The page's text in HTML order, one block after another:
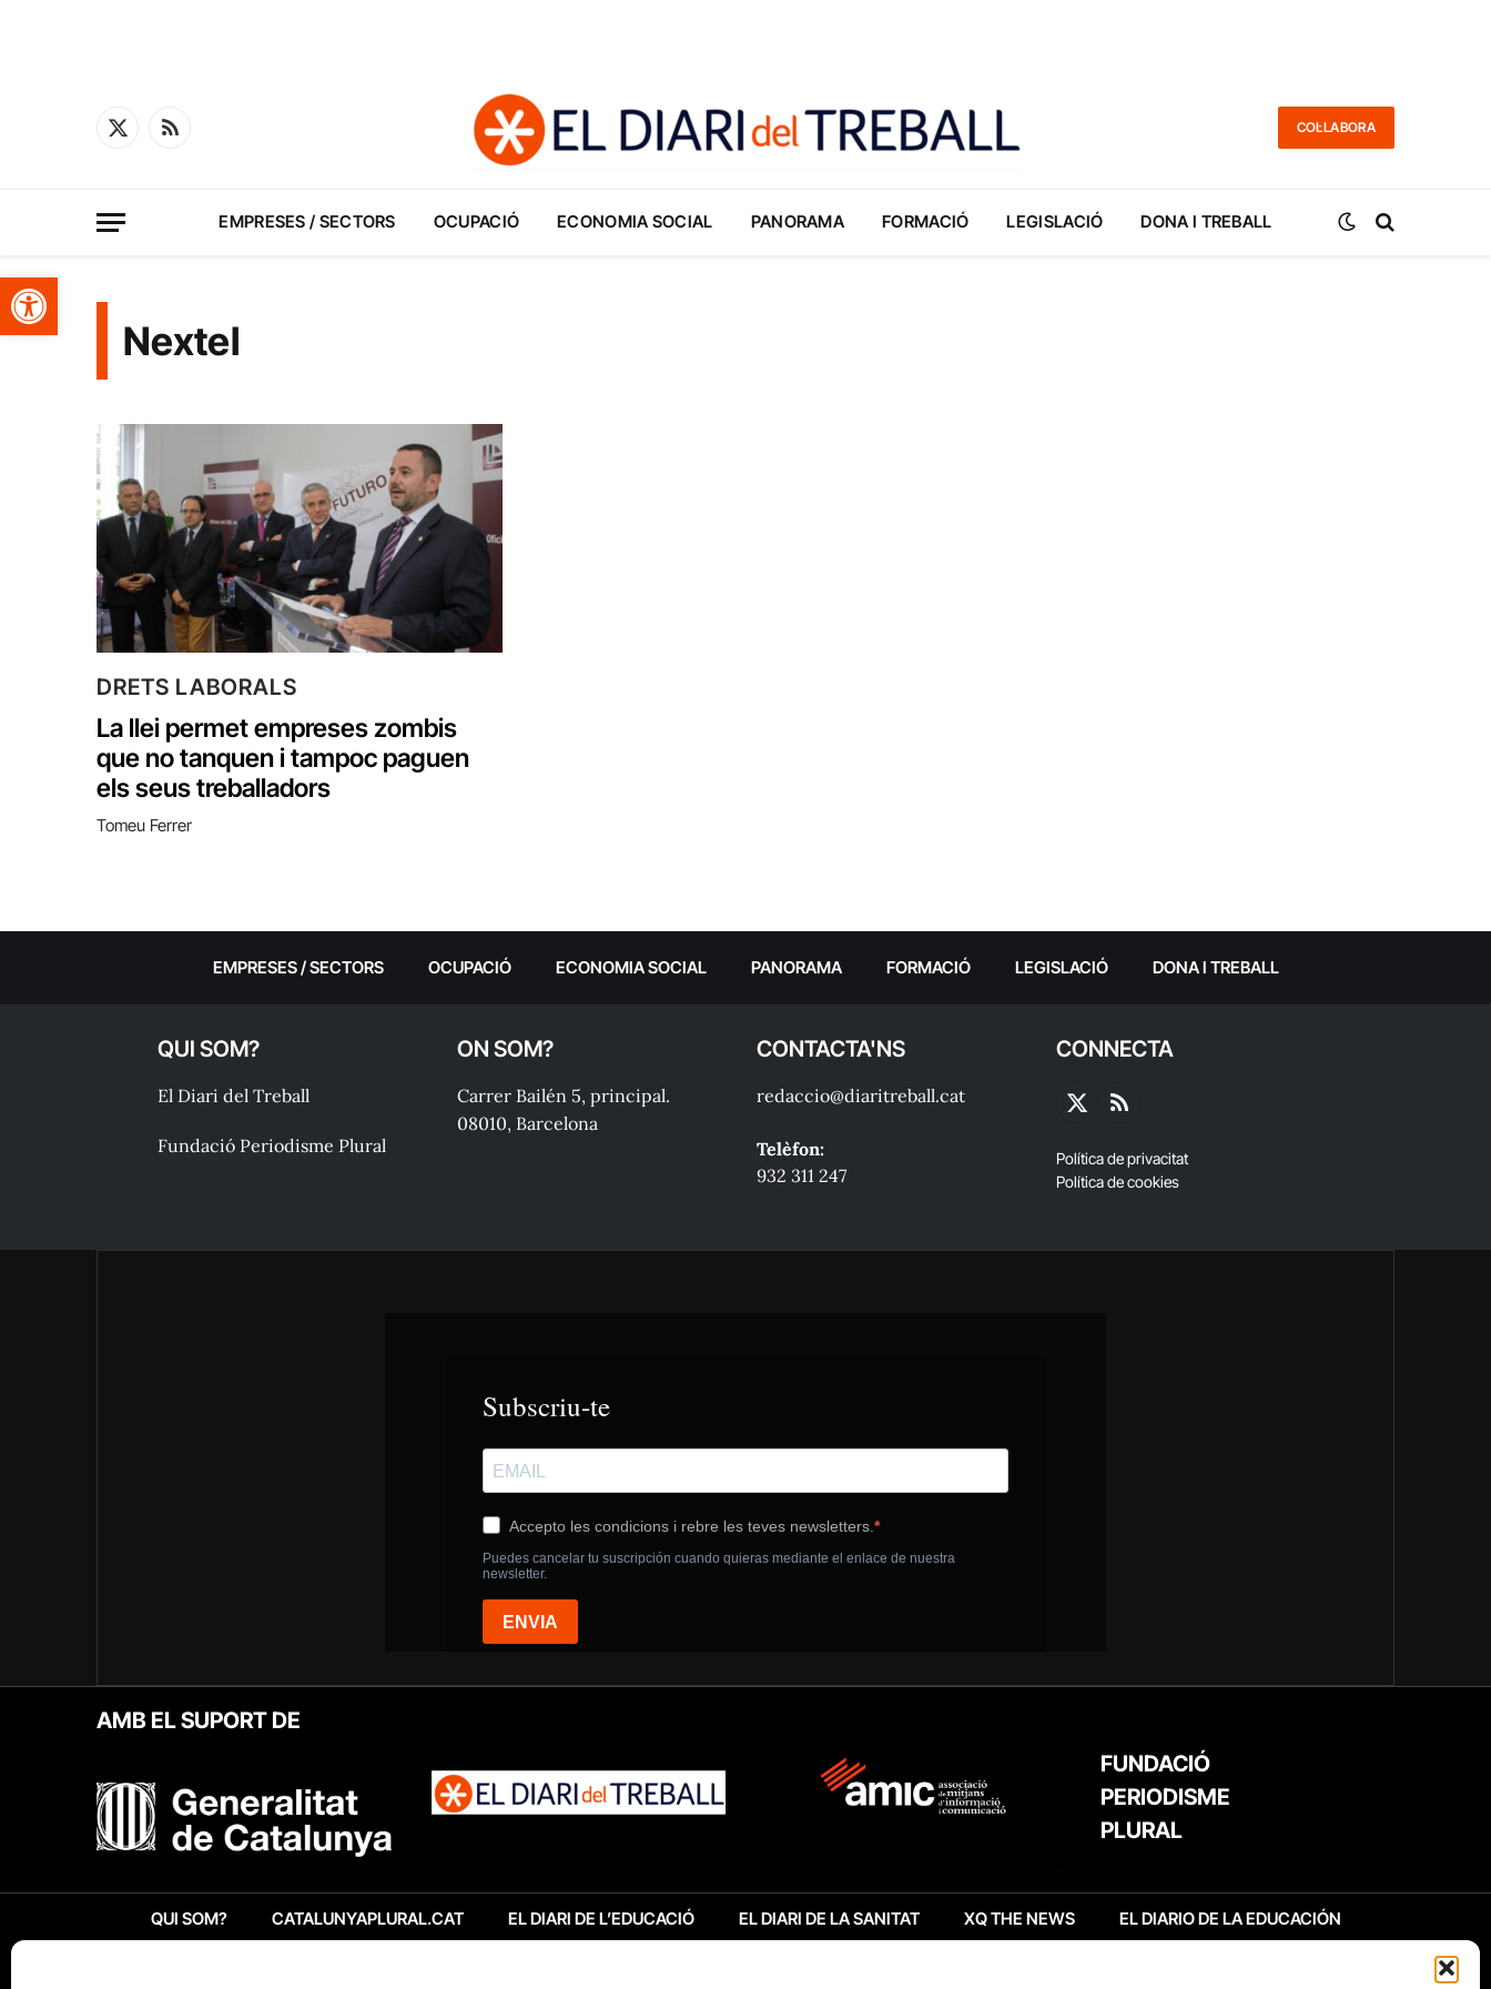
Obre la barra d'eines
X
RSS
COL·LABORA
EMPRESES / SECTORS OCUPACIÓ ECONOMIA SOCIAL PANORAMA FORMACIÓ LEGISLACIÓ DONA I TREBALL
Nextel
DRETS LABORALS
La llei permet empreses zombis
que no tanquen i tampoc paguen
els seus treballadors
Tomeu Ferrer
EMPRESES / SECTORS OCUPACIÓ ECONOMIA SOCIAL PANORAMA FORMACIÓ LEGISLACIÓ DONA I TREBALL
QUI SOM?
El Diari del Treball
Fundació Periodisme Plural
ON SOM?
Carrer Bailén 5, principal.
08010, Barcelona
CONTACTA'NS
redaccio@diaritreball.cat
Telèfon:
932 311 247
CONNECTA
X
RSS
Política de privacitat
Política de cookies
AMB EL SUPORT DE
FUNDACIÓ
PERIODISME
PLURAL
QUI SOM? CATALUNYAPLURAL.CAT EL DIARI DE L’EDUCACIÓ EL DIARI DE LA SANITAT XQ THE NEWS EL DIARIO DE LA EDUCACIÓN